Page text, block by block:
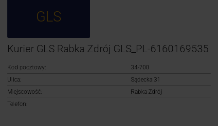
GLS
Kurier GLS Rabka Zdrój GLS_PL-6160169535
Kod pocztowy:
34-700
Ulica:
Sądecka 31
Miejscowość:
Rabka Zdrój
Telefon: